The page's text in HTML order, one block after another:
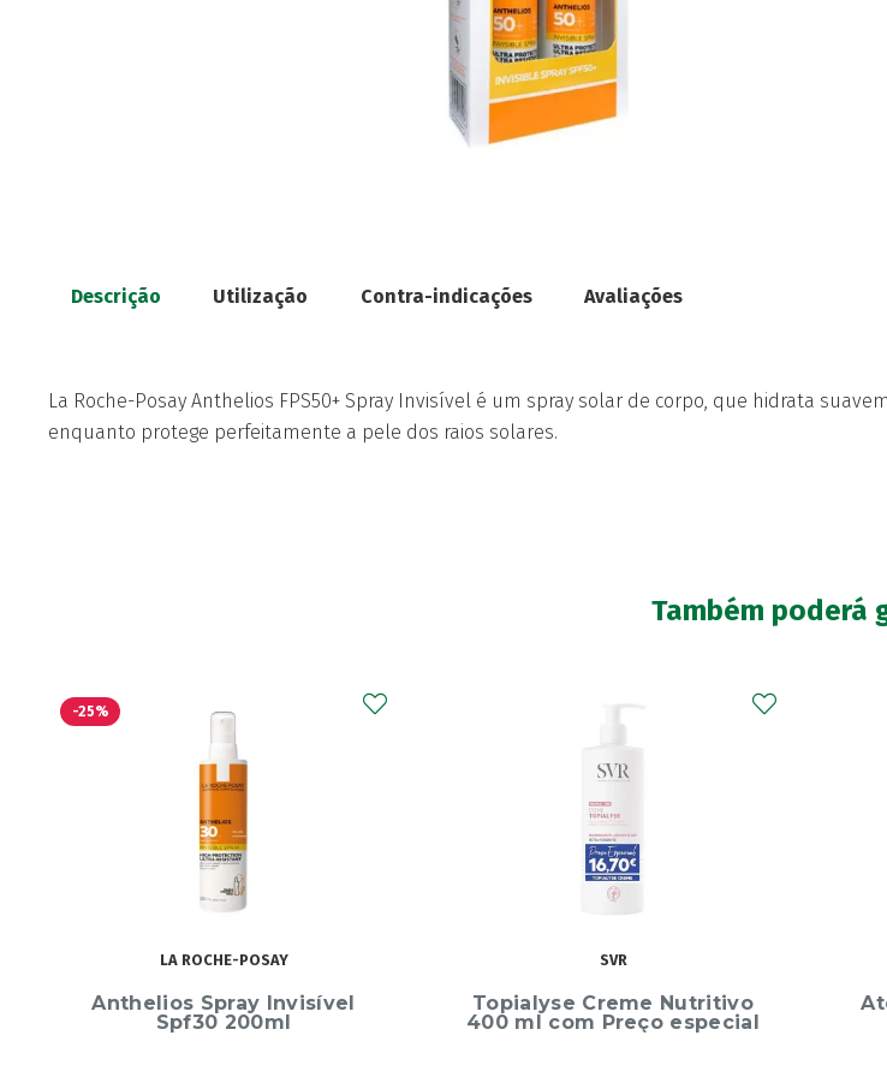
Descrição Utilização Contra-indicações Avaliações
La Roche-Posay Anthelios FPS50+ Spray Invisível é um spray solar de corpo, que hidrata
enquanto protege perfeitamente a pele dos raios solares.
Também poderá
SVR
Topialyse Creme Nutritivo
400 ml com Preço especial
BIODERMA
Atoderm Intensive Baume
500ml Preço Especial